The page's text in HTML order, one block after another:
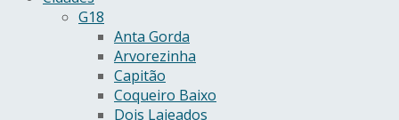
G18
Anta Gorda
Arvorezinha
Capitão
Coqueiro Baixo
Dois Lajeados